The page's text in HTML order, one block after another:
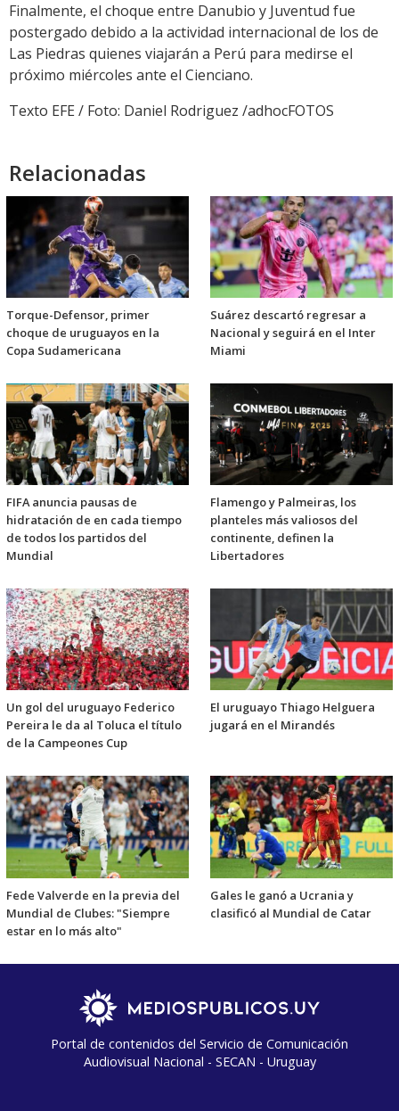
Finalmente, el choque entre Danubio y Juventud fue
postergado debido a la actividad internacional de los de
Las Piedras quienes viajarán a Perú para medirse el
próximo miércoles ante el Cienciano.
Texto EFE / Foto: Daniel Rodriguez /adhocFOTOS
Relacionadas
Torque-Defensor, primer
choque de uruguayos en la
Copa Sudamericana
Suárez descartó regresar a
Nacional y seguirá en el Inter
Miami
FIFA anuncia pausas de
hidratación de en cada tiempo
de todos los partidos del
Mundial
Flamengo y Palmeiras, los
planteles más valiosos del
continente, definen la
Libertadores
Un gol del uruguayo Federico
Pereira le da al Toluca el título
de la Campeones Cup
El uruguayo Thiago Helguera
jugará en el Mirandés
Fede Valverde en la previa del
Mundial de Clubes: "Siempre
estar en lo más alto"
Gales le ganó a Ucrania y
clasificó al Mundial de Catar
Portal de contenidos del Servicio de Comunicación
Audiovisual Nacional - SECAN - Uruguay